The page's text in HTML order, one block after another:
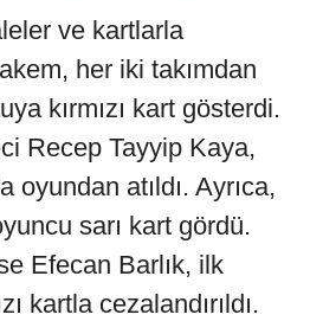
ve kartlarla
her iki takımdan
kırmızı kart gösterdi.
Recep Tayyip Kaya,
oyundan atıldı. Ayrıca,
sarı kart gördü.
Efecan Barlık, ilk
kartla cezalandırıldı.